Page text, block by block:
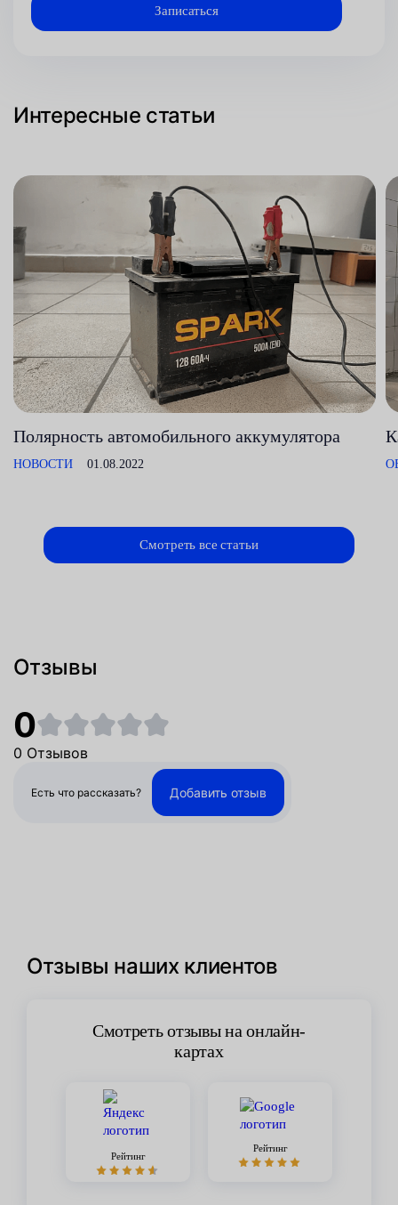
Интересные статьи
Полярность автомобильного аккумулятора
НОВОСТИ 01.08.2022
Смотреть все статьи
Отзывы
0
0 Отзывов
Есть что рассказать? Добавить отзыв
Отзывы наших клиентов
Смотреть отзывы на онлайн-
картах
Рейтинг
Рейтинг